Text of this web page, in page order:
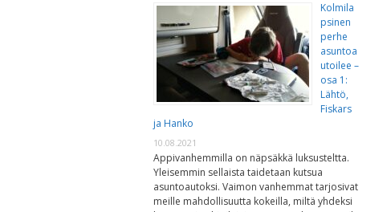
Kolmila
psinen
perhe
asuntoa
utoilee –
osa 1:
Lähtö,
Fiskars
ja Hanko
10.08.2021
Appivanhemmilla on näpsäkkä luksusteltta.
Yleisemmin sellaista taidetaan kutsua
asuntoautoksi. Vaimon vanhemmat tarjosivat
meille mahdollisuutta kokeilla, miltä yhdeksi